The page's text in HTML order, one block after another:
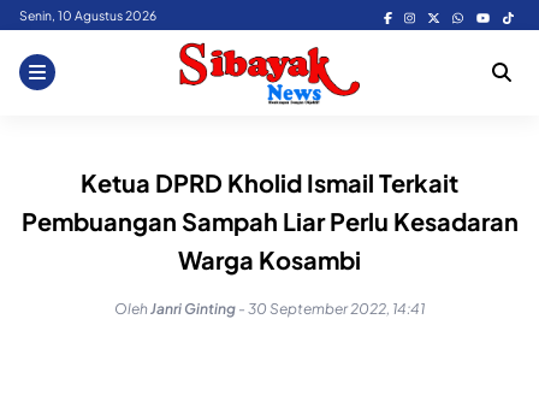
Skip
content
Senin, 10 Agustus 2026
Ketua DPRD Kholid Ismail Terkait
Pembuangan Sampah Liar Perlu Kesadaran
Warga Kosambi
OlehJanri Ginting - 30 September 2022, 14:41